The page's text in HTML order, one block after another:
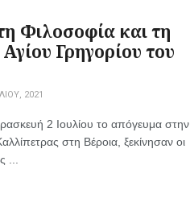
Φιλοσοφία και τη
Γρηγορίου του
2021
2 Ιουλίου το απόγευμα στην
στη Βέροια, ξεκίνησαν οι
...